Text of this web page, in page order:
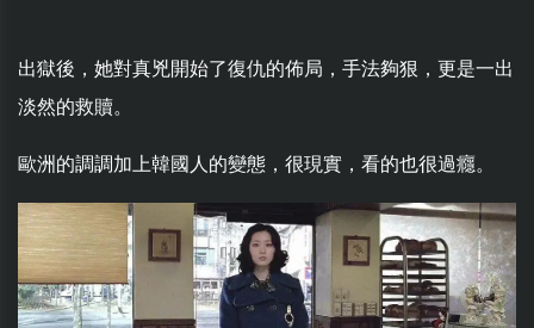
出獄後，她對真兇開始了復仇的佈局，手法夠狠，更是一出
淡然的救贖。
歐洲的調調加上韓國人的變態，很現實，看的也很過癮。